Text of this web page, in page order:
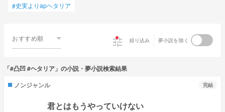
#史実よりapヘタリア
おすすめ順 tune 絞り込み 夢小説を除く
「#凸凹 #ヘタリア」の小説・夢小説検索結果
ノンジャンル
完結
君とはもうやっていけない